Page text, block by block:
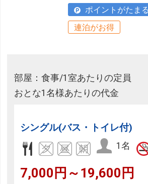
ポイントがたま
連泊がお得
部屋：食事/1室あたりの定員
おとな1名様あたりの代金
シングル(バス・トイレ付)
1名
7,000円～19,600円